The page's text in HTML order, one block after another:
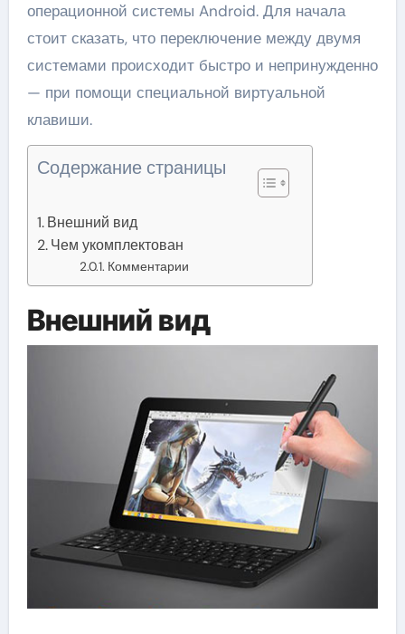
операционной системы Android. Для начала
стоит сказать, что переключение между двумя
системами происходит быстро и непринужденно
— при помощи специальной виртуальной
клавиши.
Содержание страницы
Внешний вид
Чем укомплектован
Комментарии
Внешний вид